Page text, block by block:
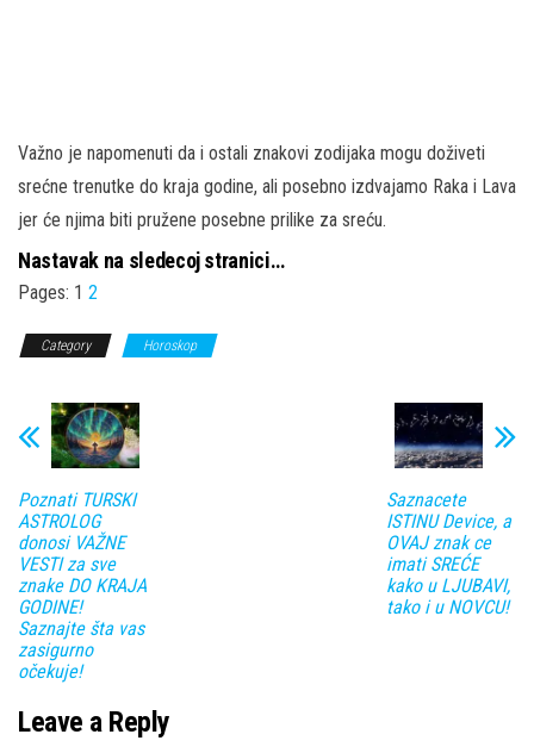
Važno je napomenuti da i ostali znakovi zodijaka mogu doživeti
srećne trenutke do kraja godine, ali posebno izdvajamo Raka i Lava
jer će njima biti pružene posebne prilike za sreću.
Nastavak na sledecoj stranici…
Pages: 1 2
Category Horoskop
Poznati TURSKI
ASTROLOG
donosi VAŽNE
VESTI za sve
znake DO KRAJA
GODINE!
Saznajte šta vas
zasigurno
očekuje!
Saznacete
ISTINU Device, a
OVAJ znak ce
imati SREĆE
kako u LJUBAVI,
tako i u NOVCU!
Leave a Reply